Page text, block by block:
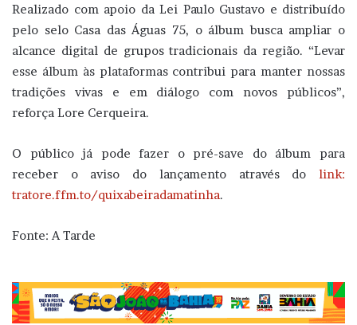
Realizado com apoio da Lei Paulo Gustavo e distribuído
pelo selo Casa das Águas 75, o álbum busca ampliar o
alcance digital de grupos tradicionais da região. “Levar
esse álbum às plataformas contribui para manter nossas
tradições vivas e em diálogo com novos públicos”,
reforça Lore Cerqueira.
O público já pode fazer o pré-save do álbum para
receber o aviso do lançamento através do link:
tratore.ffm.to/quixabeiradamatinha.
Fonte: A Tarde